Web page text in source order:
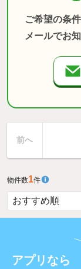
ご希望の条
メールでお
前へ
物件数1件
アプリなら